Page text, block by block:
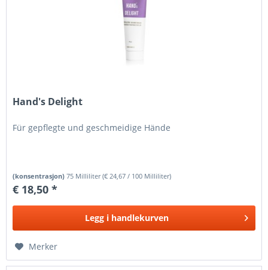
Hand's Delight
Für gepflegte und geschmeidige Hände
(konsentrasjon)75 Milliliter(€ 24,67 / 100 Milliliter)
€ 18,50 *
Legg i handlekurven
Merker